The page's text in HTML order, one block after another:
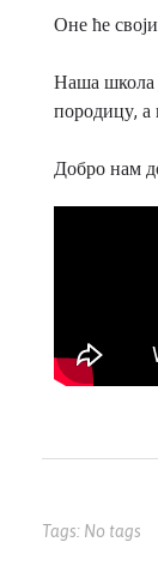
Оне ће
Наша школа
породицу, а
Добро нам
Tags: No tags